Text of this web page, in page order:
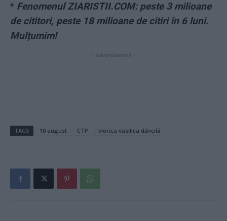
* Fenomenul ZIARISTII.COM: peste 3 milioane
de cititori, peste 18 milioane de citiri în 6 luni.
Mulțumim!
- Advertisement -
TAGS 10 august CTP viorica vasilica dăncilă